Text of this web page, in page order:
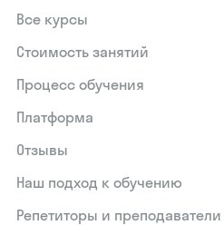
Все курсы
Стоимость занятий
Процесс обучения
Платформа
Отзывы
Наш подход к обучению
Репетиторы и преподаватели